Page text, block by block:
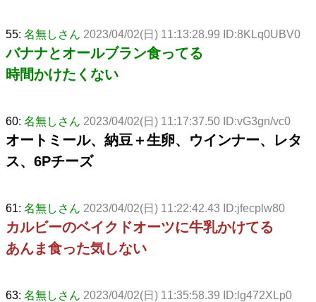
55: 名無しさん 2023/04/02(日) 11:13:28.99 ID:8KLq0UBV0
バナナとオールブラン食ってる
時間かけたくない
60: 名無しさん 2023/04/02(日) 11:17:37.50 ID:vG3gn/vc0
オートミール、納豆＋生卵、ウインナー、レタ
ス、6Pチーズ
61: 名無しさん 2023/04/02(日) 11:22:42.43 ID:jfecplw80
カルビーのベイクドオーツに牛乳かけてる
あんま食った気しない
63: 名無しさん 2023/04/02(日) 11:35:58.39 ID:lg472XLp0